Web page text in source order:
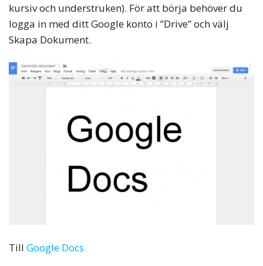
kursiv och understruken). För att börja behöver du
logga in med ditt Google konto i ”Drive” och välj
Skapa Dokument.
Till Google Docs